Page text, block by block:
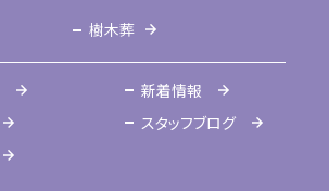
樹木葬
新着情報
スタッフブログ